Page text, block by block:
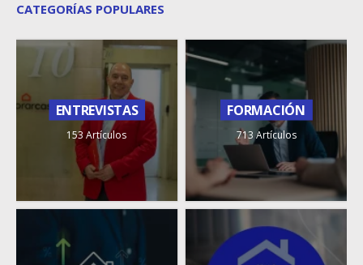
CATEGORÍAS POPULARES
ENTREVISTAS
153 Artículos
FORMACIÓN
713 Artículos